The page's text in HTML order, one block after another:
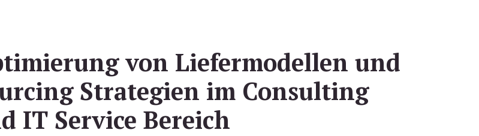
von Liefermodellen und
Strategien im Consulting
IT Service Bereich